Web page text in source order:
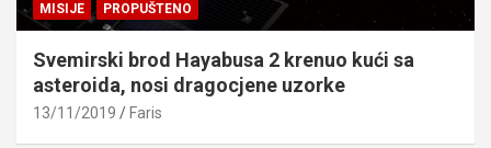
MISIJE PROPUŠTENO
Svemirski brod Hayabusa 2 krenuo kući sa
asteroida, nosi dragocjene uzorke
13/11/2019 Faris